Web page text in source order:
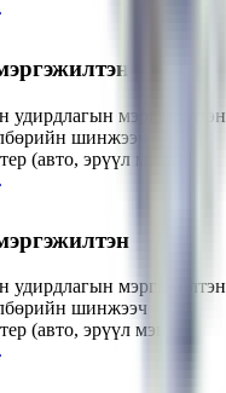
удирдлагын мэргэжилтэн
шинжээч
(авто, эрүүл мэнд)
удирдлагын мэргэжилтэн
шинжээч
(авто, эрүүл мэнд)